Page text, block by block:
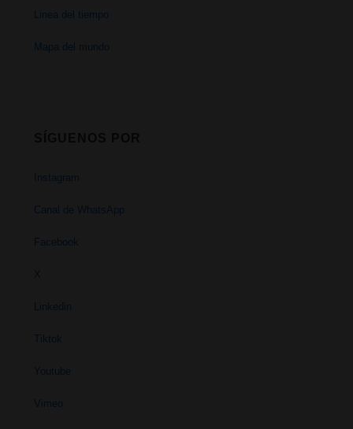
Linea del tiempo
Mapa del mundo
Instagram
Canal de WhatsApp
Facebook
X
Linkedin
Tiktok
Youtube
Vimeo